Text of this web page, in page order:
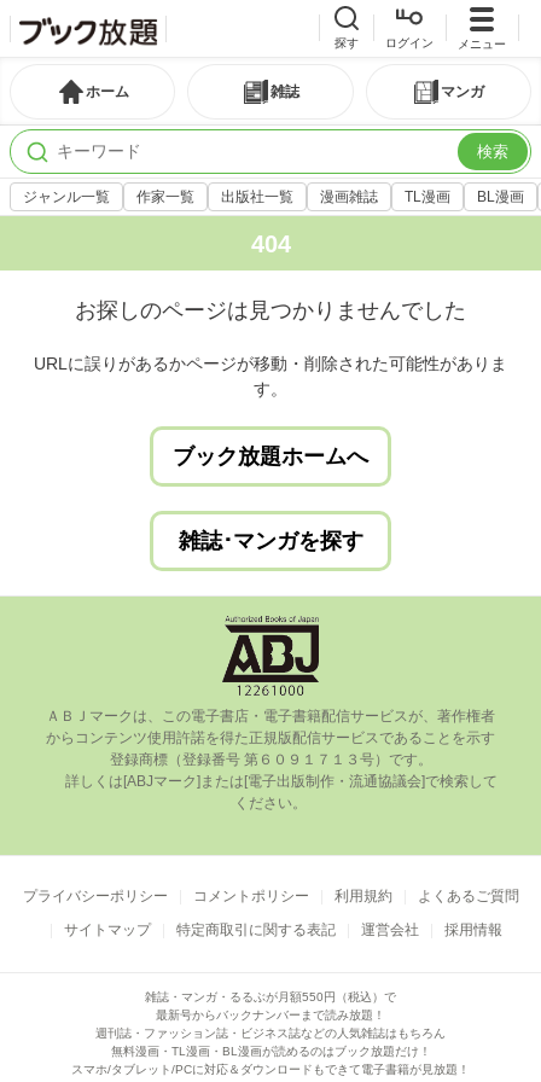
探す ログイン メニュー
ホーム 雑誌 マンガ
検索
ジャンル一覧 作家一覧 出版社一覧 漫画雑誌 TL漫画 BL漫画
404
お探しのページは見つかりませんでした
URLに誤りがあるかページが移動・削除された可能性がありま
す。
ブック放題ホームへ
雑誌･マンガを探す
ＡＢＪマークは、この電⼦書店・電⼦書籍配信サービスが、著作権者
からコンテンツ使⽤許諾を得た正規版配信サービスであることを⽰す
登録商標（登録番号 第６０９１７１３号）です。
ください。
プライバシーポリシー コメントポリシー 利用規約
よくあるご質問
サイトマップ
特定商取引に関する表記 運営会社 採用情報
雑誌・マンガ・るるぶが月額550円（税込）で
最新号からバックナンバーまで読み放題！
週刊誌・ファッション誌・ビジネス誌などの人気雑誌はもちろん
無料漫画・TL漫画・BL漫画が読めるのはブック放題だけ！
スマホ/タブレット/PCに対応＆ダウンロードもできて電子書籍が見放題！